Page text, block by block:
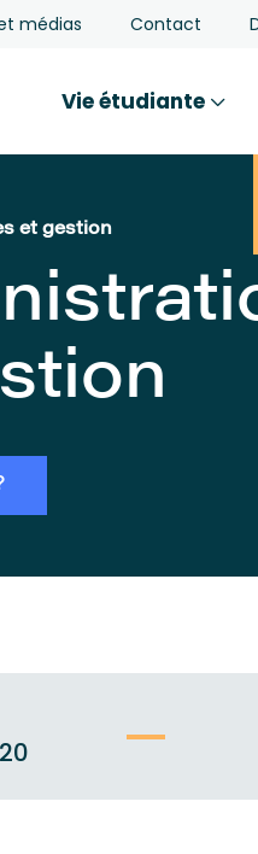
médias Contact
Vie étudiante
et gestion